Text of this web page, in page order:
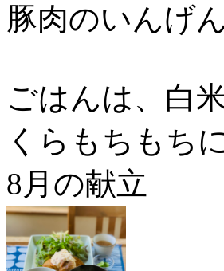
豚肉のいんげ
ごはんは、白
くらもちもち
8月の献立